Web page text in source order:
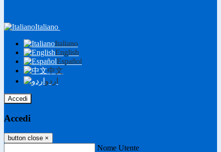
Italiano
Italiano
English
Español
中文
اردو
Accedi
Accedi
button close ×
Nome Utente